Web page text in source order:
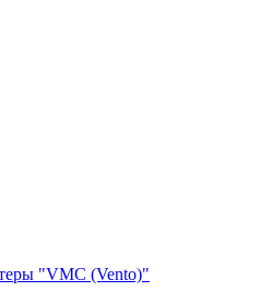
"VMC (Vento)"